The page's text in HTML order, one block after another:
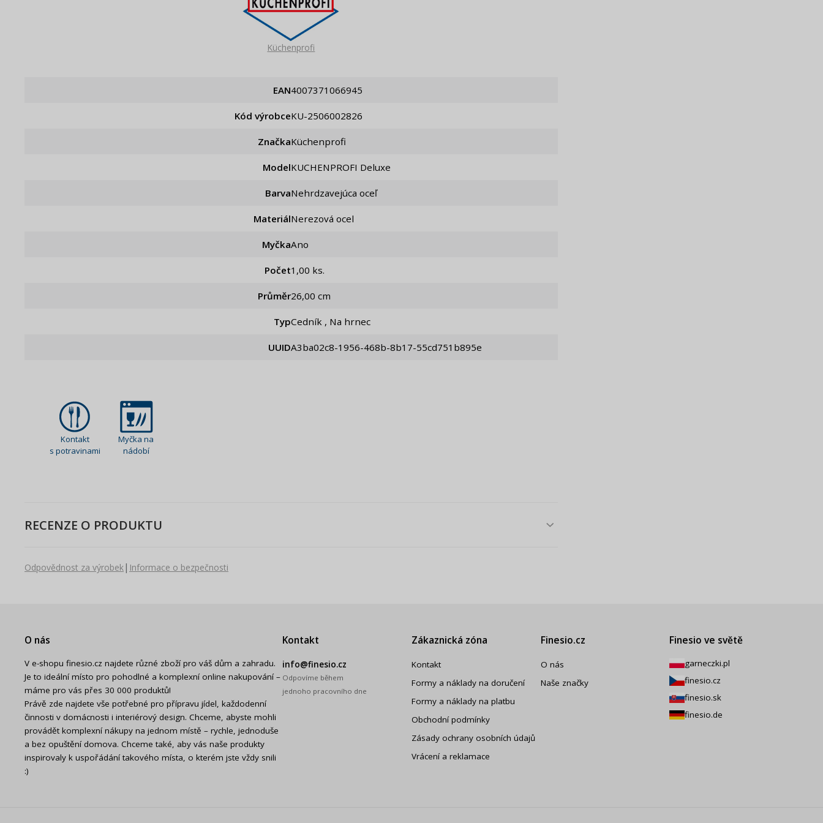
Küchenprofi
EAN 4007371066945
Kód výrobce KU-2506002826
Značka Küchenprofi
Model KUCHENPROFI Deluxe
Barva Nehrdzavejúca oceľ
Materiál Nerezová ocel
Myčka Ano
Počet 1,00 ks.
Průměr 26,00 cm
Typ Cedník , Na hrnec
UUID a3ba02c8-1956-468b-8b17-55cd751b895e
Kontakt
s potravinami
Myčka na
nádobí
RECENZE O PRODUKTU
Odpovědnost za výrobek| Informace o bezpečnosti
O nás
V e-shopu finesio.cz najdete různé zboží pro váš dům a zahradu.
Je to ideální místo pro pohodlné a komplexní online nakupování –
máme pro vás přes 30 000 produktů!
Právě zde najdete vše potřebné pro přípravu jídel, každodenní
činnosti v domácnosti i interiérový design. Chceme, abyste mohli
provádět komplexní nákupy na jednom místě – rychle, jednoduše
a bez opuštění domova. Chceme také, aby vás naše produkty
inspirovaly k uspořádání takového místa, o kterém jste vždy snili
:)
Kontakt
info@finesio.cz
Odpovíme během
jednoho pracovního dne
Zákaznická zóna
Kontakt
Formy a náklady na doručení
Formy a náklady na platbu
Obchodní podmínky
Zásady ochrany osobních údajů
Vrácení a reklamace
Finesio.cz
O nás
Naše značky
Finesio ve světě
garneczki.pl
finesio.cz
finesio.sk
finesio.de